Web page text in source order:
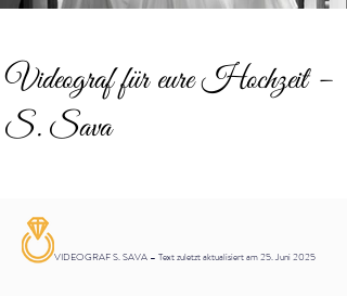
Videograf für eure Hochzeit –
S. Sava
VIDEOGRAF S. SAVA – Text zuletzt aktualisiert am 25. Juni 2025